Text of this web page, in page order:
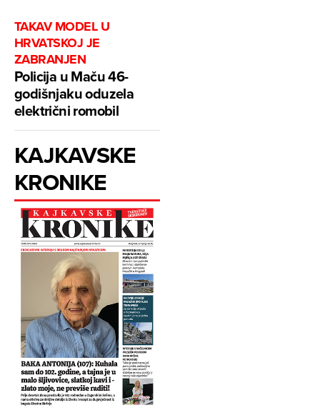
TAKAV MODEL U
HRVATSKOJ JE
ZABRANJEN
Policija u Maču 46-
godišnjaku oduzela
električni romobil
KAJKAVSKE
KRONIKE